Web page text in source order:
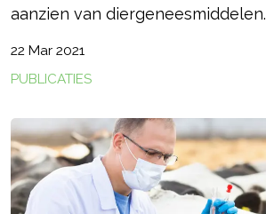
aanzien van diergeneesmiddelen.
22 Mar 2021
PUBLICATIES